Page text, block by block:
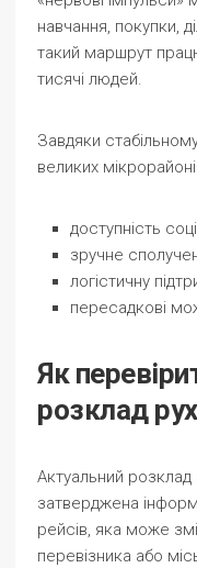
навчання, покупки,
такий маршрут
тисячі людей.
Завдяки
великих
доступність
зручне
логістичну
пересадкові
Як
розклад
Актуальний
затверджена
рейсів, яка може
перевізника або